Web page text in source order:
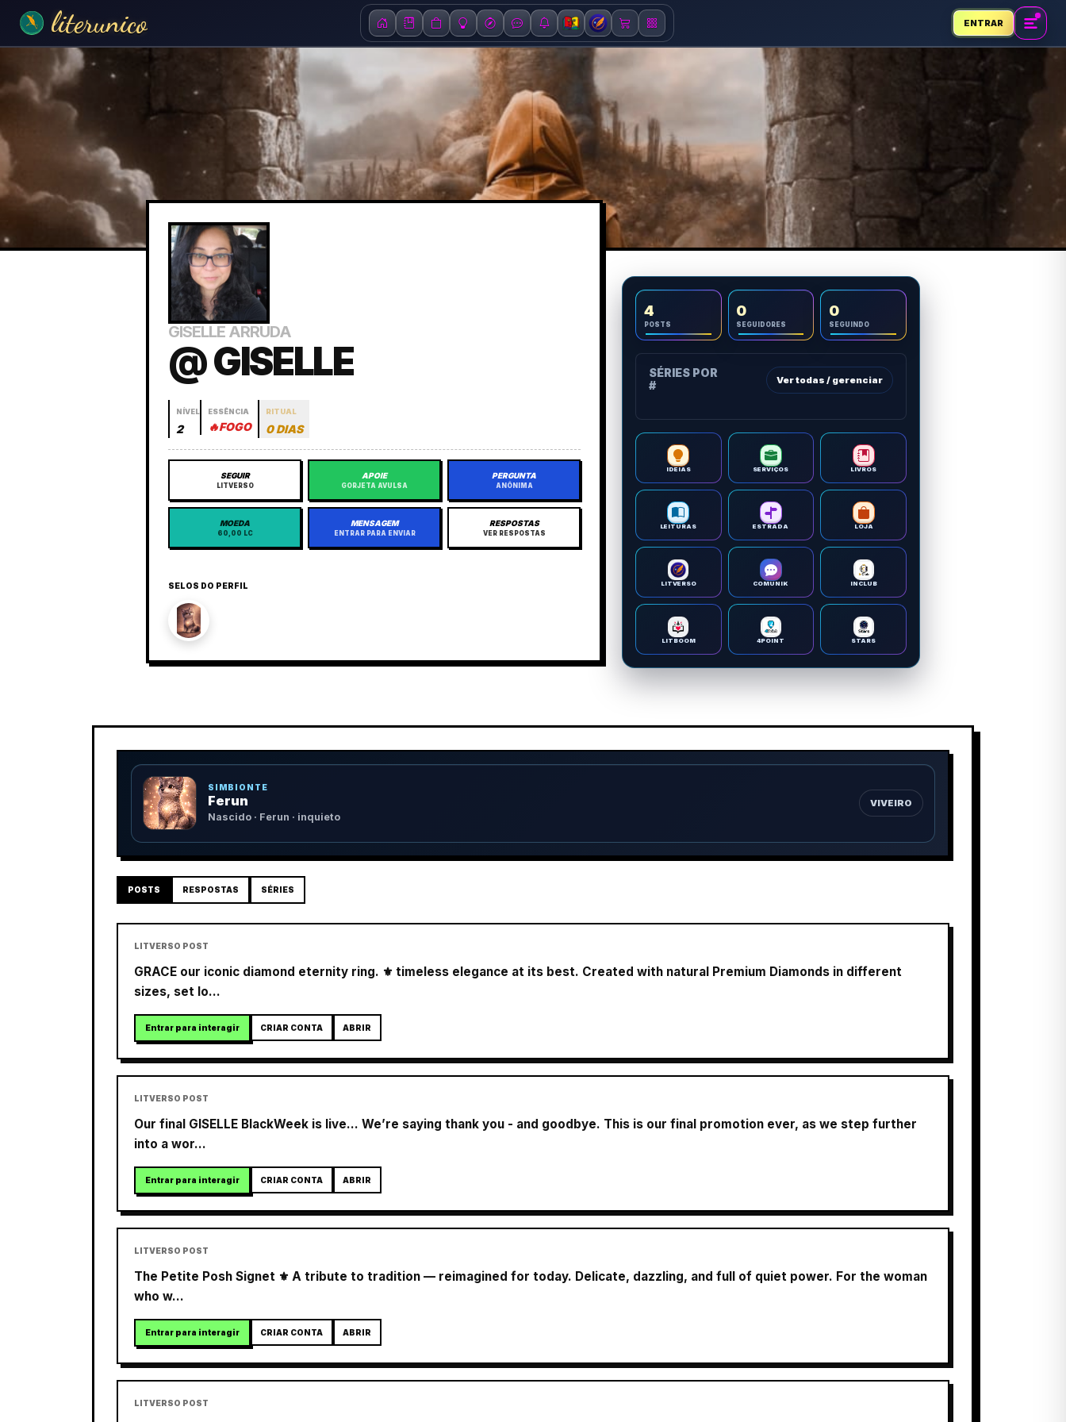
literunico ENTRAR
GISELLE ARRUDA
@ GISELLE
NÍVEL
2
ESSÊNCIA
🔥FOGO
RITUAL
0 DIAS
SEGUIR
LITVERSO
APOIE
GORJETA AVULSA
PERGUNTA
ANÔNIMA
MOEDA
60,00 LC
MENSAGEM
ENTRAR PARA ENVIAR
RESPOSTAS
VER RESPOSTAS
SELOS DO PERFIL
4
POSTS
0
SEGUIDORES
0
SEGUINDO
SÉRIES POR
#
Ver todas / gerenciar
IDEIAS SERVIÇOS LIVROS
LEITURAS ESTRADA LOJA
LITVERSO COMUNIK INCLUB
LITBOOM 4POINT STARS
SIMBIONTE
Ferun
Nascido · Ferun · inquieto
VIVEIRO
POSTS RESPOSTAS SÉRIES
LITVERSO POST
GRACE our iconic diamond eternity ring. ⚜️ timeless elegance at its best. Created with natural Premium Diamonds in different
sizes, set lo...
Entrar para interagir CRIAR CONTA ABRIR
LITVERSO POST
Our final GISELLE BlackWeek is live… We’re saying thank you - and goodbye. This is our final promotion ever, as we step further
into a wor...
Entrar para interagir CRIAR CONTA ABRIR
LITVERSO POST
The Petite Posh Signet ⚜️ A tribute to tradition — reimagined for today. Delicate, dazzling, and full of quiet power. For the woman
who w...
Entrar para interagir CRIAR CONTA ABRIR
LITVERSO POST